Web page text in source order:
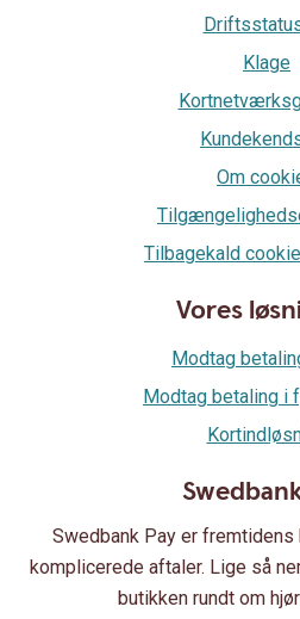
Swedbank Pay er
komplicerede aftaler. Lige så
butikken rundt om
Klage
Om
Tilbagekald
Vores
Modtag
Modtag betaling i